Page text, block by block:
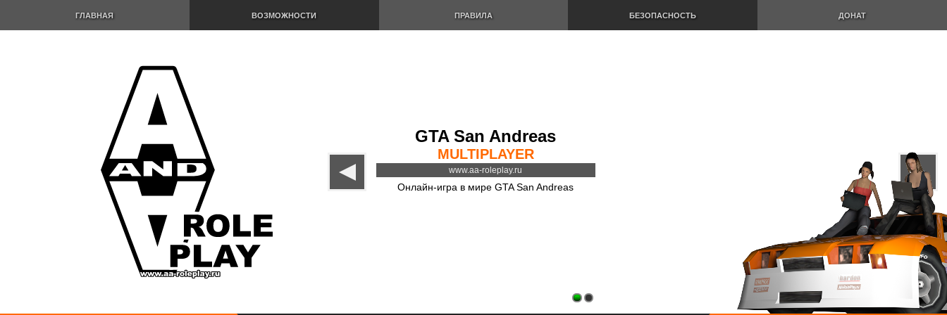
ГЛАВНАЯ ВОЗМОЖНОСТИ ПРАВИЛА БЕЗОПАСНОСТЬ ДОНАТ
GTA San Andreas
MULTIPLAYER
Онлайн-игра в мире GTA San Andreas
www.aa-roleplay.ru